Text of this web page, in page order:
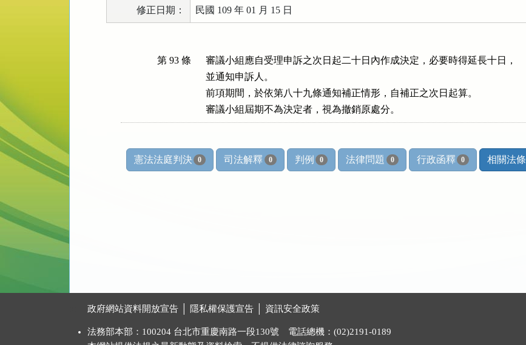
修正日期： 民國 109 年 01 月 15 日
第 93 條
審議小組應自受理申訴之次日起二十日內作成決定，必要時得延長十日，
並通知申訴人。
前項期間，於依第八十九條通知補正情形，自補正之次日起算。
審議小組屆期不為決定者，視為撤銷原處分。
憲法法庭判決 0 司法解釋 0 判例 0 法律問題 0 行政函釋 0 相關法條
政府網站資料開放宣告 隱私權保護宣告 資訊安全政策
法務部本部：100204 台北市重慶南路一段130號 電話總機：(02)2191-0189